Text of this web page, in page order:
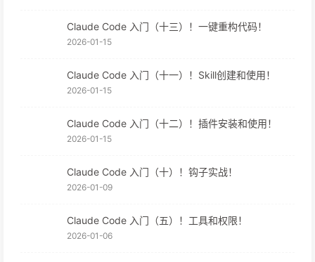
Claude Code 入门（十三）！一键重构代码！
2026-01-15
Claude Code 入门（十一）！Skill创建和使用！
2026-01-15
Claude Code 入门（十二）！插件安装和使用！
2026-01-15
Claude Code 入门（十）！钩子实战！
2026-01-09
Claude Code 入门（五）！工具和权限！
2026-01-06